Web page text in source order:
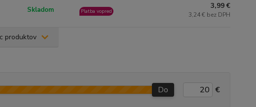
Skladom Platba vopred
3,99 €
3,24 € bez DPH
produktov
Do €